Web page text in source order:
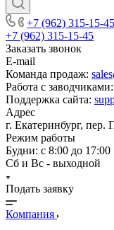
+7 (962) 315-15-45
+7 (962) 315-15-45
Заказать звонок
E-mail
Команда продаж:
Работа с заводчиками:
Поддержка сайта:
Адрес
г. Екатеринбург,
Режим работы
Будни: с 8:00 до 17:00
Сб и Вс - выходной
Подать заявку
Компания